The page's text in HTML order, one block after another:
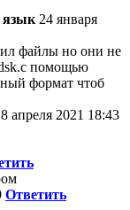
язык 24 января
файлы но они не
помощью
формат чтоб
апреля 2021 18:43
Ответить